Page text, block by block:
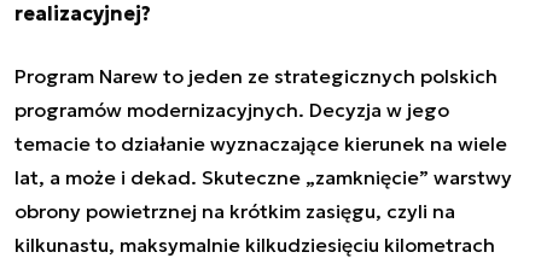
realizacyjnej?
Program Narew to jeden ze strategicznych polskich
programów modernizacyjnych. Decyzja w jego
temacie to działanie wyznaczające kierunek na wiele
lat, a może i dekad. Skuteczne „zamknięcie” warstwy
obrony powietrznej na krótkim zasięgu, czyli na
kilkunastu, maksymalnie kilkudziesięciu kilometrach